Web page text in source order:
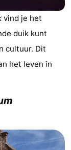
vind je het
duik kunt
cultuur. Dit
het leven in